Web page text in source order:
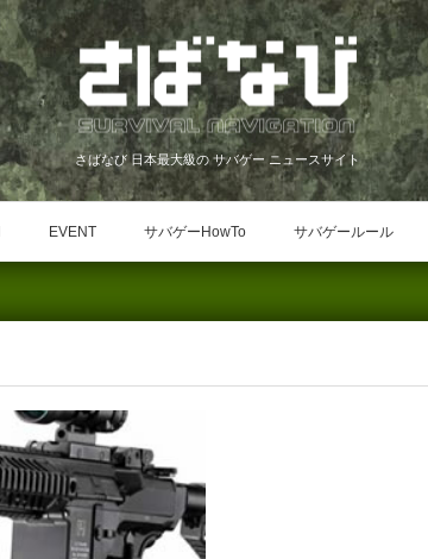
さばなび 日本最大級の サバゲー ニュースサイト
EVENT サバゲーHowTo サバゲールール